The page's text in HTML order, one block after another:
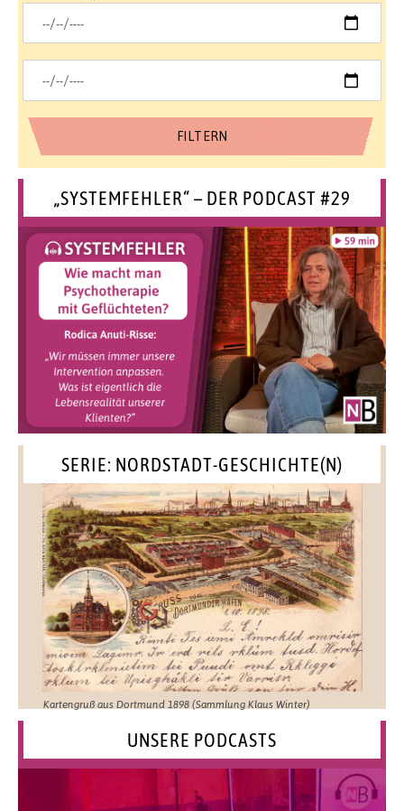
„SYSTEMFEHLER“ – DER PODCAST #29
SERIE: NORDSTADT-GESCHICHTE(N)
Kartengruß aus Dortmund 1898 (Sammlung Klaus Winter)
UNSERE PODCASTS